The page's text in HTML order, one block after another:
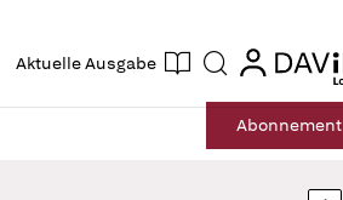
Aktuelle Ausgabe Suche login
login
Abonnement